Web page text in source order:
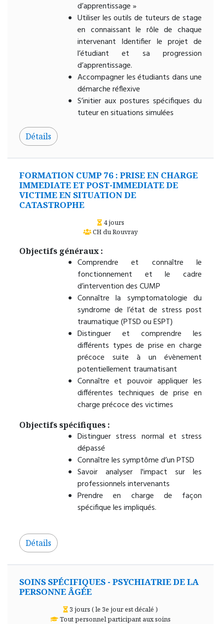
d’apprentissage »
Utiliser les outils de tuteurs de stage
en connaissant le rôle de chaque
intervenant Identifier le projet de
l’étudiant et sa progression
d’apprentissage.
Accompagner les étudiants dans une
démarche réflexive
S’initier aux postures spécifiques du
tuteur en situations simulées
Détails
FORMATION CUMP 76 : PRISE EN CHARGE
IMMEDIATE ET POST-IMMEDIATE DE
VICTIME EN SITUATION DE
CATASTROPHE
4 jours
CH du Rouvray
Objectifs généraux :
Comprendre et connaître le
fonctionnement et le cadre
d’intervention des CUMP
Connaître la symptomatologie du
syndrome de l’état de stress post
traumatique (PTSD ou ESPT)
Distinguer et comprendre les
différents types de prise en charge
précoce suite à un évènement
potentiellement traumatisant
Connaître et pouvoir appliquer les
différentes techniques de prise en
charge précoce des victimes
Objectifs spécifiques :
Distinguer stress normal et stress
dépassé
Connaître les symptôme d’un PTSD
Savoir analyser l'impact sur les
professionnels intervenants
Prendre en charge de façon
spécifique les impliqués.
Détails
SOINS SPÉCIFIQUES - PSYCHIATRIE DE LA
PERSONNE ÂGÉE
3 jours ( le 3e jour est décalé )
Tout personnel participant aux soins